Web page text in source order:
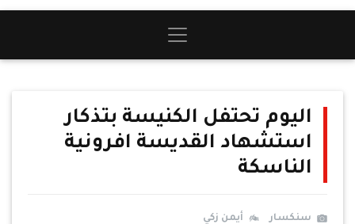
اليوم تحتفل الكنيسة بتذكار
استشهاد القديسة افرونية
الناسكة
سنكسار
أيمن زكي